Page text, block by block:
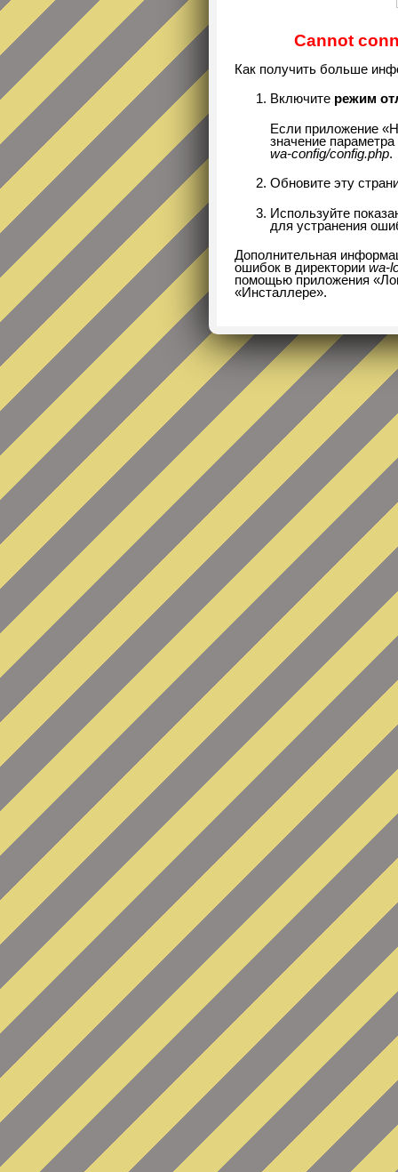
Cannot
Как получить больше
Включите режим
Если приложение
значение параметра
wa-config/config.php.
Обновите эту
Используйте
для устранения
Дополнительная
ошибок в директорииwa-
помощью приложения
«Инсталлере».